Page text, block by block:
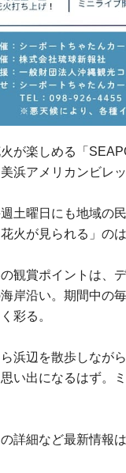
が楽しめる「
浜アメリカンビレ
土曜日にも地域の
火が見られる」の
観賞ポイントは、
岸沿い。期間中の
彩る。
浜辺を散歩しなが
い出になるはず。
詳細など最新情報